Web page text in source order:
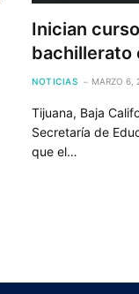
Inician
bachillerato
NOTICIAS MARZO 6,
Tijuana, Baja
Secretaría de
que el…